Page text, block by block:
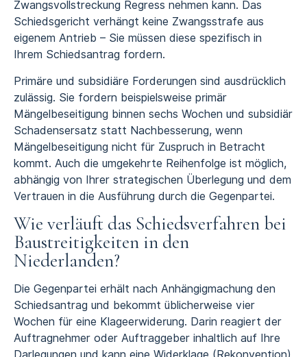
Zwangsvollstreckung Regress nehmen kann. Das
Schiedsgericht verhängt keine Zwangsstrafe aus
eigenem Antrieb – Sie müssen diese spezifisch in
Ihrem Schiedsantrag fordern.
Primäre und subsidiäre Forderungen sind ausdrücklich
zulässig. Sie fordern beispielsweise primär
Mängelbeseitigung binnen sechs Wochen und subsidiär
Schadensersatz statt Nachbesserung, wenn
Mängelbeseitigung nicht für Zuspruch in Betracht
kommt. Auch die umgekehrte Reihenfolge ist möglich,
abhängig von Ihrer strategischen Überlegung und dem
Vertrauen in die Ausführung durch die Gegenpartei.
Wie verläuft das Schiedsverfahren bei
Baustreitigkeiten in den
Niederlanden?
Die Gegenpartei erhält nach Anhängigmachung den
Schiedsantrag und bekommt üblicherweise vier
Wochen für eine Klageerwiderung. Darin reagiert der
Auftragnehmer oder Auftraggeber inhaltlich auf Ihre